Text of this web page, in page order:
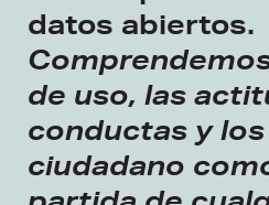
datos abiertos.
de uso, las
conductas y
ciudadano